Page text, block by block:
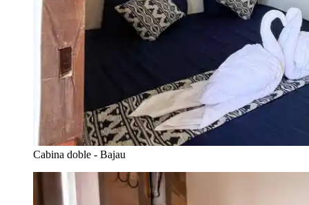
Cabina doble - Bajau